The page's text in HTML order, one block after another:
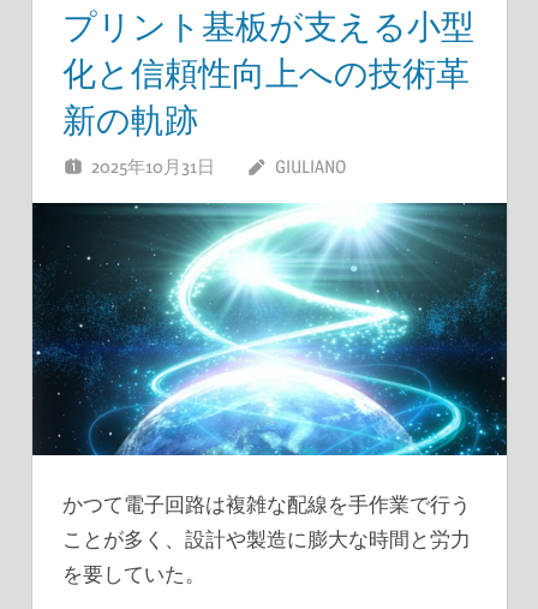
プリント基板が支える小型
化と信頼性向上への技術革
新の軌跡
2025年10月31日 GIULIANO
かつて電子回路は複雑な配線を手作業で行う
ことが多く、設計や製造に膨大な時間と労力
を要していた。